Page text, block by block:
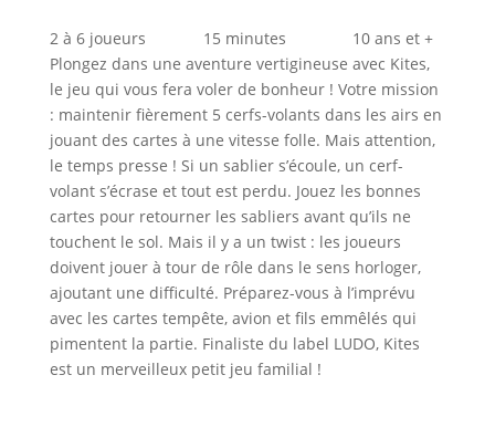
2 à 6 joueurs 15 minutes 10 ans et +
Plongez dans une aventure vertigineuse avec Kites,
le jeu qui vous fera voler de bonheur ! Votre mission
: maintenir fièrement 5 cerfs-volants dans les airs en
jouant des cartes à une vitesse folle. Mais attention,
le temps presse ! Si un sablier s’écoule, un cerf-
volant s’écrase et tout est perdu. Jouez les bonnes
cartes pour retourner les sabliers avant qu’ils ne
touchent le sol. Mais il y a un twist : les joueurs
doivent jouer à tour de rôle dans le sens horloger,
ajoutant une difficulté. Préparez-vous à l’imprévu
avec les cartes tempête, avion et fils emmêlés qui
pimentent la partie. Finaliste du label LUDO, Kites
est un merveilleux petit jeu familial !